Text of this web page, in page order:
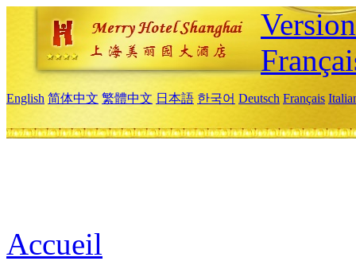
English 简体中文 繁體中文 日本語 한국어 Deutsch Français
Accueil